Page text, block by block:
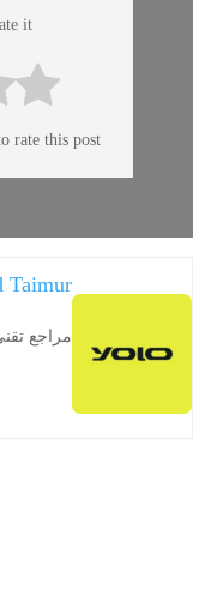
it!
rate this post.
Taimur
مراجع